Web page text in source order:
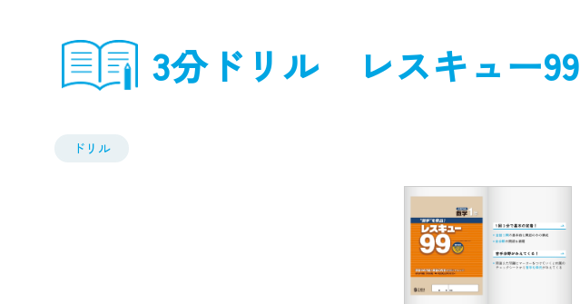
3分ドリル レスキュー99
ドリル